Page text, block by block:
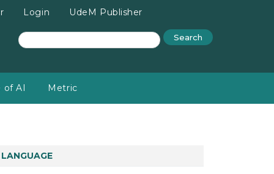
Login UdeM Publisher
of AI Metric
Search
LANGUAGE